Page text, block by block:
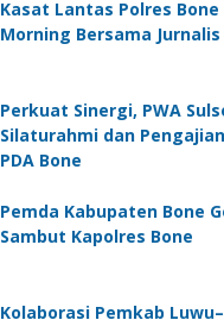
Kasat Lantas Polres Bone
Morning Bersama Jurnalis
Perkuat Sinergi, PWA
Silaturahmi dan
PDA Bone
Pemda Kabupaten Bone
Sambut Kapolres Bone
Kolaborasi Pemkab